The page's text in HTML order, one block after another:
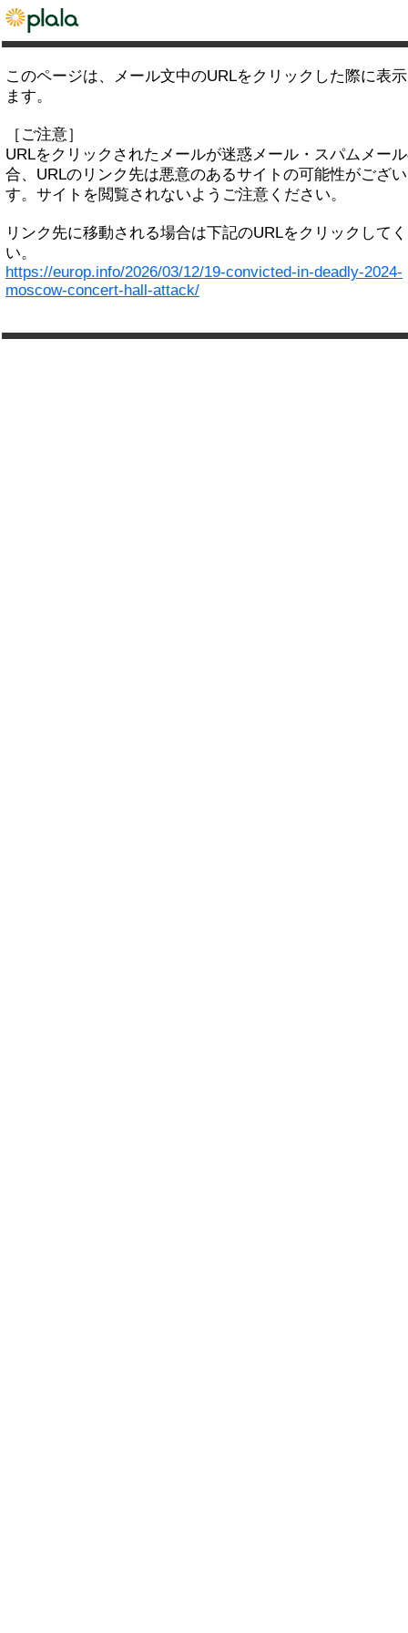
このページは、メール文中のURLをクリックした際に表
ます。
［ご注意］
URLをクリックされたメールが迷惑メール・スパムメー
合、URLのリンク先は悪意のあるサイトの可能性がござ
す。サイトを閲覧されないようご注意ください。
リンク先に移動される場合は下記のURLをクリックして
い。
https://europ.info/2026/03/12/19-convicted-in-deadly-2024-
moscow-concert-hall-attack/